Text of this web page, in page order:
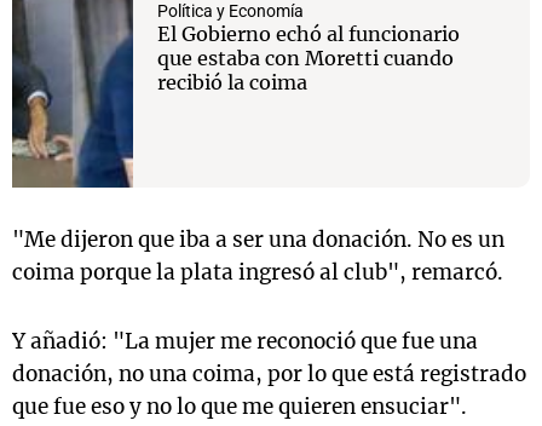
Política y Economía
El Gobierno echó al funcionario
que estaba con Moretti cuando
recibió la coima
"Me dijeron que iba a ser una donación. No es un
coima porque la plata ingresó al club", remarcó.
Y añadió: "La mujer me reconoció que fue una
donación, no una coima, por lo que está registrado
que fue eso y no lo que me quieren ensuciar".